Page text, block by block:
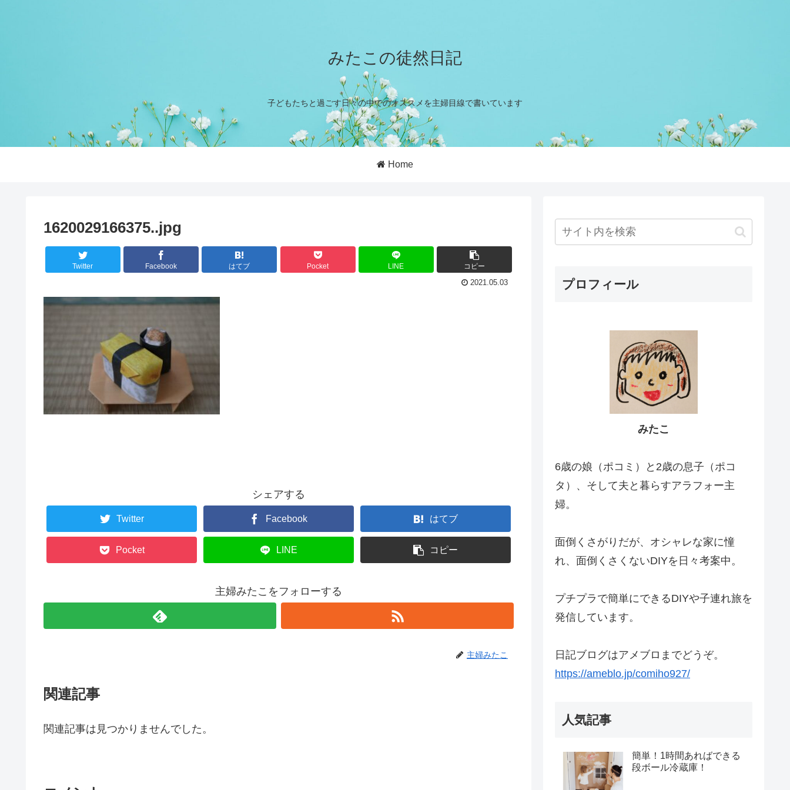
みたこの徒然日記
子どもたちと過ごす日々の中でのオススメを主婦目線で書いています
Home
1620029166375..jpg
Twitter Facebook はてブ Pocket LINE コピー
2021.05.03
シェアする
Twitter Facebook はてブ
Pocket LINE コピー
主婦みたこをフォローする
主婦みたこ
関連記事
関連記事は見つかりませんでした。
プロフィール
みたこ
6歳の娘（ポコミ）と2歳の息子（ポコ
タ）、そして夫と暮らすアラフォー主
婦。
面倒くさがりだが、オシャレな家に憧
れ、面倒くさくないDIYを日々考案中。
プチプラで簡単にできるDIYや子連れ旅を
発信しています。
日記ブログはアメブロまでどうぞ。
https://ameblo.jp/comiho927/
人気記事
簡単！1時間あればできる
段ボール冷蔵庫！